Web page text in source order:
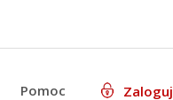
Pomoc Zaloguj